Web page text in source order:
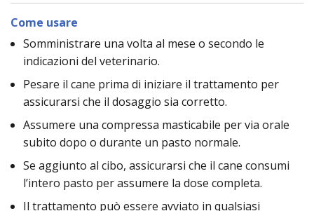
Come usare
Somministrare una volta al mese o secondo le
indicazioni del veterinario.
Pesare il cane prima di iniziare il trattamento per
assicurarsi che il dosaggio sia corretto.
Assumere una compressa masticabile per via orale
subito dopo o durante un pasto normale.
Se aggiunto al cibo, assicurarsi che il cane consumi
l’intero pasto per assumere la dose completa.
Il trattamento può essere avviato in qualsiasi